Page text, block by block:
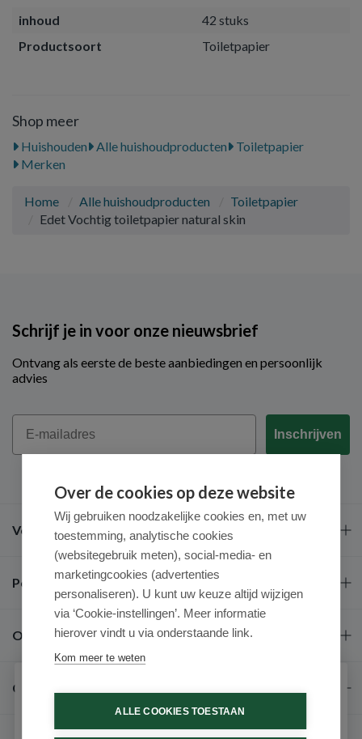
inhoud
42 stuks
Productsoort
Toiletpapier
Shop meer
Huishouden Alle huishoudproducten
Toiletpapier
Merken
Home Alle huishoudproducten
Toiletpapier
Edet Vochtig toiletpapier natural skin
Schrijf je in voor onze nieuwsbrief
Ontvang als eerste de beste aanbiedingen en persoonlijk
advies
Email
Inschrijven
Veel gestelde vragen
Populaire merken
Over ons
Contact
Over de cookies op deze website
Wij gebruiken noodzakelijke cookies en, met uw
toestemming, analytische cookies
(websitegebruik meten), social-media- en
marketingcookies (advertenties
personaliseren). U kunt uw keuze altijd wijzigen
via ‘Cookie-instellingen’. Meer informatie
hierover vindt u via onderstaande link.
Kom meer te weten
ALLE COOKIES TOESTAAN
Schrijf je in voor onze nieuwsbrief
Ontvang als eerste de beste aanbiedingen en persoonlijk
advies